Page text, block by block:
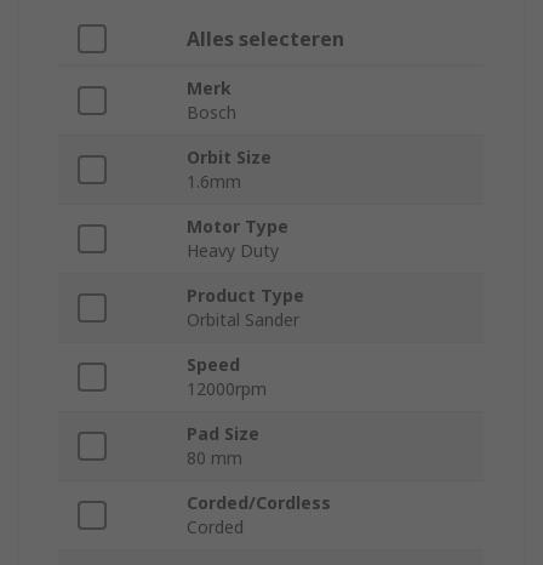
Alles selecteren
Merk
Bosch
Orbit Size
1.6mm
Motor Type
Heavy Duty
Product Type
Orbital Sander
Speed
12000rpm
Pad Size
80 mm
Corded/Cordless
Corded